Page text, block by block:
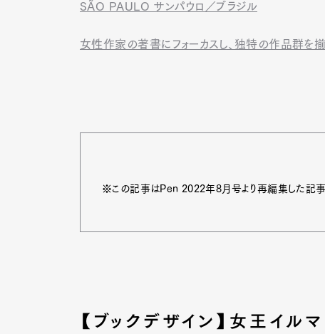
SÃO PAULO サンパウロ／ブラジル
女性作家の著書にフォーカスし、独特の作品群を
※この記事はPen 2022年8月号より再編集した記事
【ブックデザイン】女王イル